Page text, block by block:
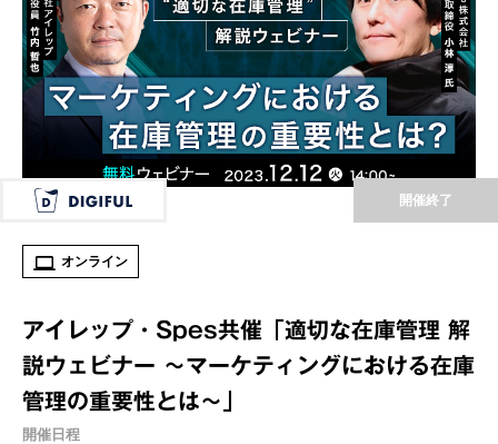
開催終了
オンライン
アイレップ・Spes共催「適切な在庫管理 解
説ウェビナー ～マーケティングにおける在庫
管理の重要性とは～」
開催日程